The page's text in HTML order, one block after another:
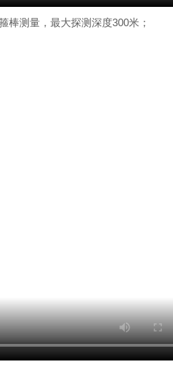
棒测量，最大探测深度300米；